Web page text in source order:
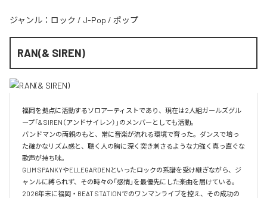
ジャンル： ロック / J-Pop / ポップ
RAN(& SIREN)
福岡を拠点に活動するソロアーティストであり、現在は2人組ガールズグル
ープ「& SIREN（アンドサイレン）」のメンバーとしても活動。
バンドマンの両親のもと、常に音楽が流れる環境で育った。ダンスで培っ
た確かなリズム感と、聴く人の胸に深く突き刺さるような力強く真っ直ぐな
歌声が持ち味。
GLIM SPANKYやELLEGARDENといったロックの系譜を受け継ぎながら、ジ
ャンルに縛られず、その時々の「感情」を最優先にした楽曲を届けている。
2026年末に福岡・BEAT STATIONでのワンマンライブを控え、その成功の